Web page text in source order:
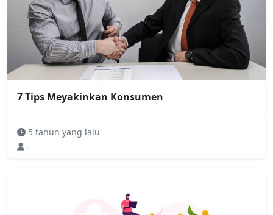
7 Tips Meyakinkan Konsumen
5 tahun yang lalu
-